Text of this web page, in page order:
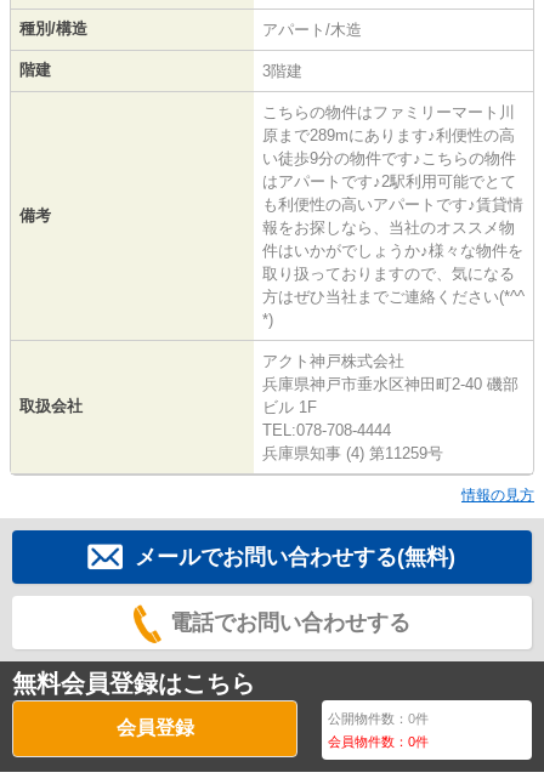
種別/構造 アパート/木造
階建 3階建
備考
こちらの物件はファミリーマート川
原まで289mにあります♪利便性の高
い徒歩9分の物件です♪こちらの物件
はアパートです♪2駅利用可能でとて
も利便性の高いアパートです♪賃貸情
報をお探しなら、当社のオススメ物
件はいかがでしょうか♪様々な物件を
取り扱っておりますので、気になる
方はぜひ当社までご連絡ください(*^^
*)
取扱会社
アクト神戸株式会社
兵庫県神戸市垂水区神田町2-40 磯部
ビル 1F
TEL:078-708-4444
兵庫県知事 (4) 第11259号
情報の見方
メールでお問い合わせする(無料)
電話でお問い合わせする
無料会員登録はこちら
会員登録 公開物件数：0件
会員物件数：0件